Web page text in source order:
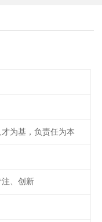
为基，负责任为本
、创新